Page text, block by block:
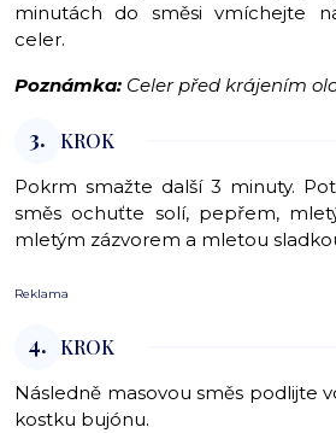
minutách do směsi vmíchejte
celer.
Poznámka: Celer před krájením
3. KROK
Pokrm smažte další 3 minuty.
směs ochuťte solí, pepřem,
mletým zázvorem a mletou
Reklama
4. KROK
Následně masovou směs podlijte
kostku bujónu.